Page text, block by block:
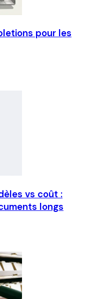
pour les
vs coût :
longs